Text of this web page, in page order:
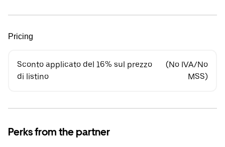
Pricing
Sconto applicato del 16% sul prezzo
di listino
(No IVA/No
MSS)
Perks from the partner